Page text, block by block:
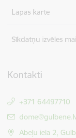
Lapas karte
Sīkdatņu izvēles
Kontakti
+371 64497710
E-pasts:
Ābeļu iela 2,